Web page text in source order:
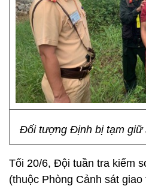
Đối tượng Định bị tạm giữ
Tối 20/6, Đội tuần tra kiểm
(thuộc Phòng Cảnh sát